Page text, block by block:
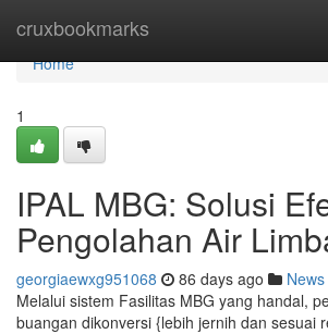
cruxbookmarks
Home
Home
1
IPAL MBG: Solusi
Pengolahan Air
georgiaewxg951068 86 days ago News
Melalui sistem Fasilitas MBG yang handal,
buangan dikonversi {lebih jernih dan sesuai